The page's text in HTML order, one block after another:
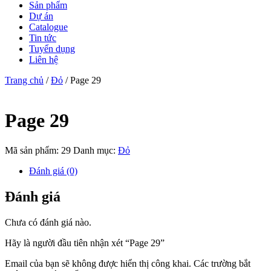
Sản phẩm
Dự án
Catalogue
Tin tức
Tuyển dụng
Liên hệ
Trang chủ /Đỏ / Page 29
Page 29
Mã sản phẩm: 29 Danh mục: Đỏ
Đánh giá (0)
Đánh giá
Chưa có đánh giá nào.
Hãy là người đầu tiên nhận xét “Page 29”
Email của bạn sẽ không được hiển thị công khai. Các trường bắt